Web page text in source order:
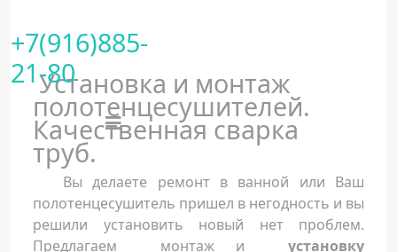
+7(916)885-
21-80
Установка и монтаж
полотенцесушителей.
Качественная сварка
труб.
Вы делаете ремонт в ванной или Ваш
полотенцесушитель пришел в негодность и вы
решили установить новый нет проблем.
Предлагаем монтаж и установку